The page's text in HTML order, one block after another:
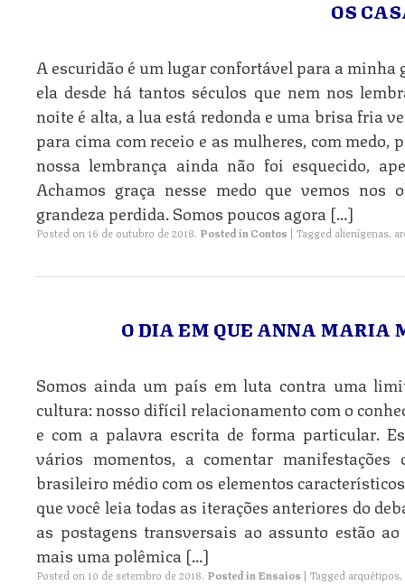
OS
A escuridão é um lugar confortável para a minha
ela desde há tantos séculos que nem nos
noite é alta, a lua está redonda e uma brisa fria
para cima com receio e as mulheres, com medo,
nossa lembrança ainda não foi esquecido,
Achamos graça nesse medo que vemos
grandeza perdida. Somos poucos agora […]
Posted on 16 de outubro de 2018. Posted in Contos | Tagged alienígenas,
O DIA EM QUE ANNA MARIA
Somos ainda um país em luta contra uma
cultura: nosso difícil relacionamento com o
e com a palavra escrita de forma particular.
vários momentos, a comentar manifestações
brasileiro médio com os elementos
que você leia todas as iterações anteriores do
as postagens transversais ao assunto estão
mais uma polêmica […]
Posted on 10 de setembro de 2018. Posted inEnsaios | Tagged arquétipos,